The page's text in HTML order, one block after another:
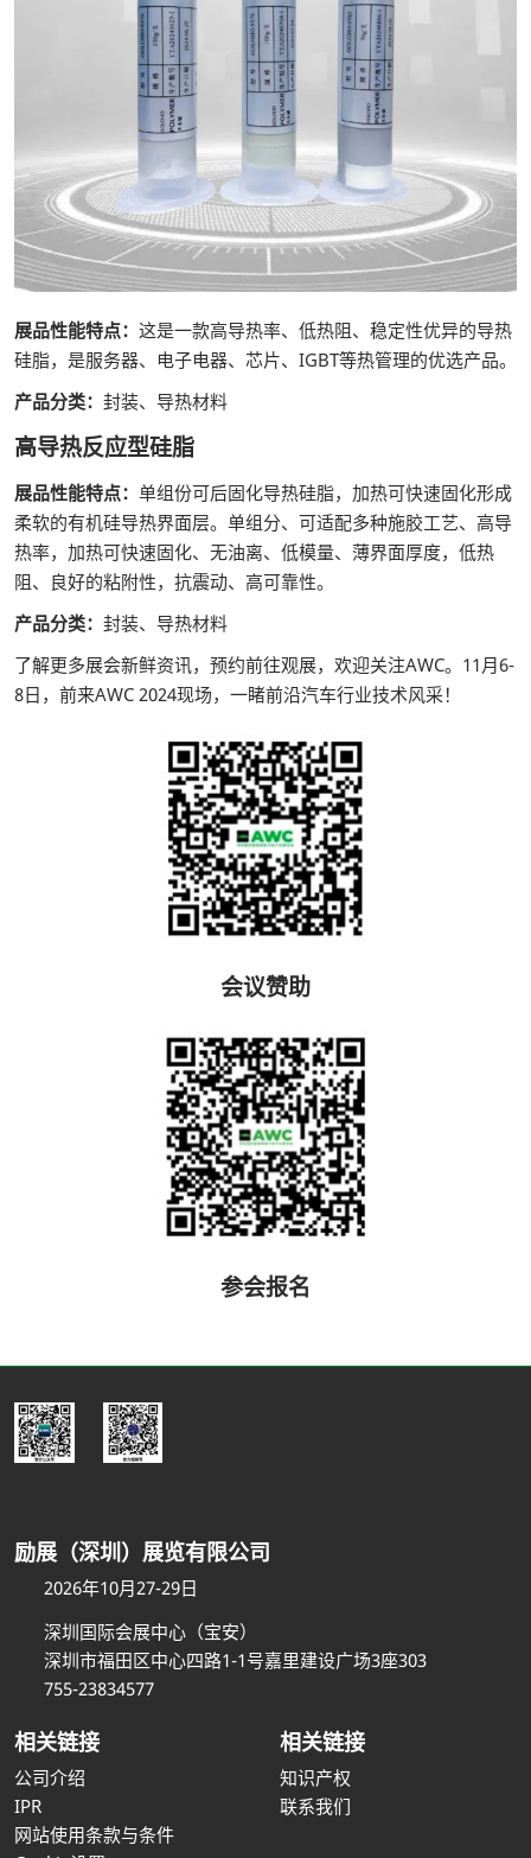
展品性能特点： 这是一款高导热率、低热阻、稳定性优异的导热
硅脂，是服务器、电子电器、芯片、IGBT等热管理的优选产品。
产品分类： 封装、导热材料
高导热反应型硅脂
展品性能特点： 单组份可后固化导热硅脂，加热可快速固化形成
柔软的有机硅导热界面层。单组分、可适配多种施胶工艺、高导
热率，加热可快速固化、无油离、低模量、薄界面厚度，低热
阻、良好的粘附性，抗震动、高可靠性。
产品分类： 封装、导热材料
了解更多展会新鲜资讯，预约前往观展，欢迎关注AWC。11月6-
8日，前来AWC 2024现场，一睹前沿汽车行业技术风采！
会议赞助
参会报名
励展（深圳）展览有限公司
2026年10月27-29日
深圳国际会展中心（宝安）
深圳市福田区中心四路1-1号嘉里建设广场3座303
755-23834577
相关链接
公司介绍
IPR
网站使用条款与条件
相关链接
知识产权
联系我们